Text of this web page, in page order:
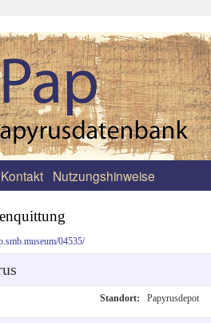
Kontakt Nutzungshinweise
04535/
Standort: Papyrusdepot